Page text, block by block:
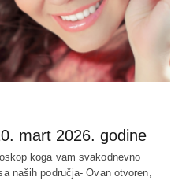
mart 2026. godine
koga vam svakodnevno
naših područja- Ovan otvoren,